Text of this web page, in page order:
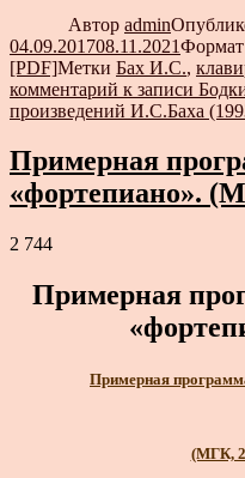
Автор admin
04.09.201708.11.2021Формат
[PDF]Метки Бах И.С.,
комментарий к записи
произведений И.С.Баха
Примерная
«фортепиано».
2 744
Примерная
Примерная
(МГК,